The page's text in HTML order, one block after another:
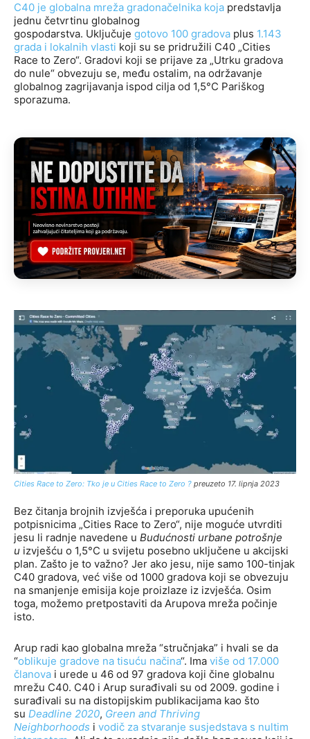
C40 je globalna mreža gradonačelnika koja predstavlja
jednu četvrtinu globalnog
gospodarstva. Uključuje gotovo 100 gradova plus 1.143
grada i lokalnih vlasti koji su se pridružili C40 „Cities
Race to Zero“. Gradovi koji se prijave za „Utrku gradova
do nule“ obvezuju se, među ostalim, na održavanje
globalnog zagrijavanja ispod cilja od 1,5°C Pariškog
sporazuma.
Cities Race to Zero: Tko je u Cities Race to Zero ? preuzeto 17. lipnja 2023
Bez čitanja brojnih izvješća i preporuka upućenih
potpisnicima „Cities Race to Zero“, nije moguće utvrditi
jesu li radnje navedene u Budućnosti urbane potrošnje
u izvješću o 1,5°C u svijetu posebno uključene u akcijski
plan. Zašto je to važno? Jer ako jesu, nije samo 100-tinjak
C40 gradova, već više od 1000 gradova koji se obvezuju
na smanjenje emisija koje proizlaze iz izvješća. Osim
toga, možemo pretpostaviti da Arupova mreža počinje
isto.
Arup radi kao globalna mreža “stručnjaka” i hvali se da
“oblikuje gradove na tisuću načina“. Ima više od 17.000
članova i urede u 46 od 97 gradova koji čine globalnu
mrežu C40. C40 i Arup surađivali su od 2009. godine i
surađivali su na distopijskim publikacijama kao što
su Deadline 2020, Green and Thriving
Neighborhoods i vodič za stvaranje susjedstava s nultim